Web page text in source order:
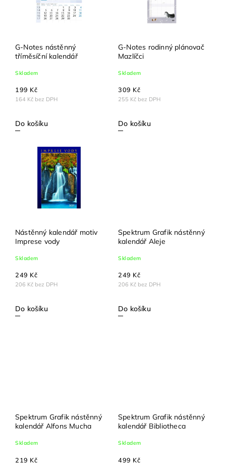
G-Notes nástěnný
tříměsíční kalendář
Skladem
164 Kč bez DPH
199 Kč
Do košíku
G-Notes rodinný plánovač
Mazlíčci
Skladem
255 Kč bez DPH
309 Kč
Do košíku
Nástěnný kalendář motiv
Imprese vody
Skladem
206 Kč bez DPH
249 Kč
Do košíku
Spektrum Grafik nástěnný
kalendář Aleje
Skladem
206 Kč bez DPH
249 Kč
Do košíku
Spektrum Grafik nástěnný
kalendář Alfons Mucha
Skladem
219 Kč
Spektrum Grafik nástěnný
kalendář Bibliotheca
Skladem
499 Kč